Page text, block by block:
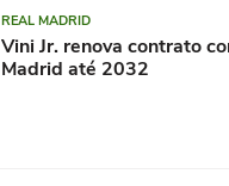
REAL MADRID
Vini Jr. renova contrato
Madrid até 2032